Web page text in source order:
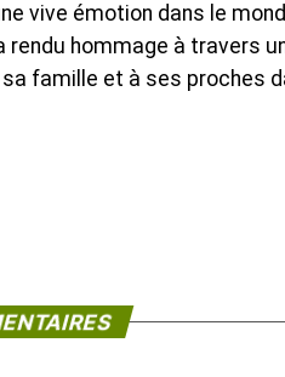
vive émotion dans le
rendu hommage à travers
famille et à ses proches